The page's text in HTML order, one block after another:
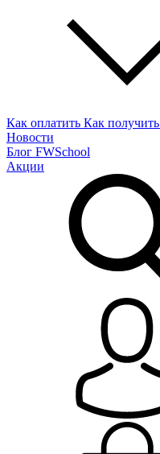
Как оплатить Как получить
Новости
Блог FWSchool
Акции